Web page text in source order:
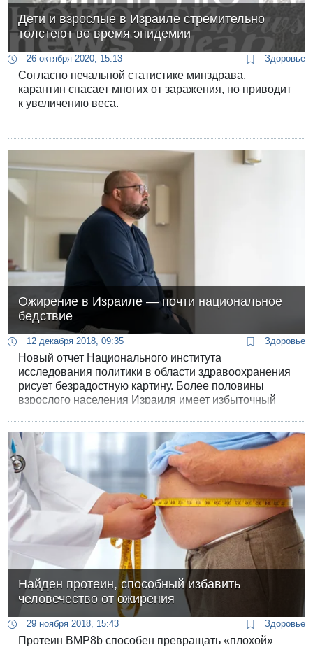
Дети и взрослые в Израиле стремительно
толстеют во время эпидемии
26 октября 2020, 15:13 Здоровье
Согласно печальной статистике минздрава,
карантин спасает многих от заражения, но приводит
к увеличению веса.
Ожирение в Израиле — почти национальное
бедствие
12 декабря 2018, 09:35 Здоровье
Новый отчет Национального института
исследования политики в области здравоохранения
рисует безрадостную картину. Более половины
взрослого населения Израиля имеет избыточный
Найден протеин, способный избавить
человечество от ожирения
29 ноября 2018, 15:43 Здоровье
Протеин BMP8b способен превращать «плохой»